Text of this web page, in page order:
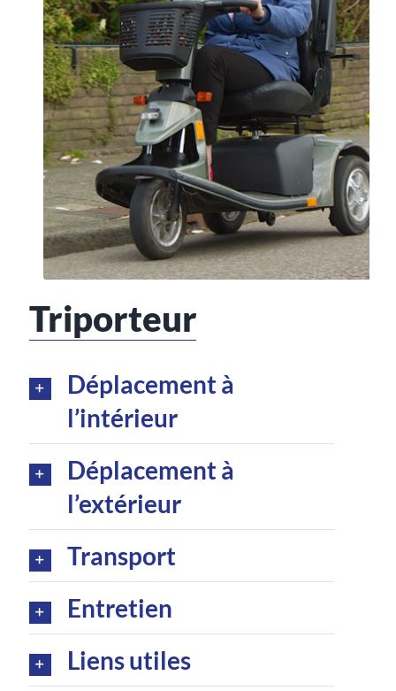
Triporteur
Déplacement à
l’intérieur
Déplacement à
l’extérieur
Transport
Entretien
Liens utiles